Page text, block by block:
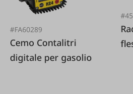
#FA60289
Cemo Contalitri
digitale per gasolio